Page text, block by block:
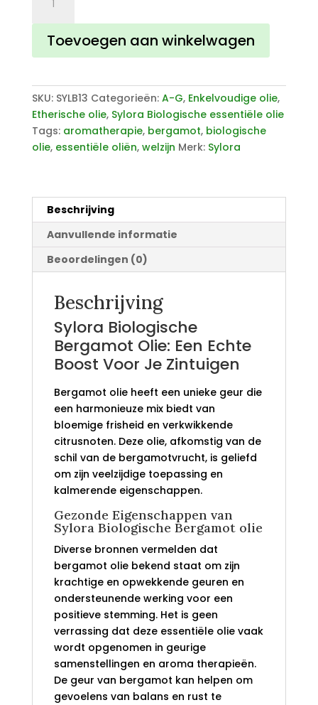
Biologische
Bergamot
Olie
aantal
Toevoegen aan winkelwagen
SKU: SYLB13 Categorieën: A-G, Enkelvoudige olie,
Etherische olie, Sylora Biologische essentiële olie
Tags: aromatherapie, bergamot, biologische
olie, essentiële oliën, welzijn Merk: Sylora
Beschrijving
Aanvullende informatie
Beoordelingen (0)
Beschrijving
Sylora Biologische
Bergamot Olie: Een Echte
Boost Voor Je Zintuigen
Bergamot olie heeft een unieke geur die
een harmonieuze mix biedt van
bloemige frisheid en verkwikkende
citrusnoten. Deze olie, afkomstig van de
schil van de bergamotvrucht, is geliefd
om zijn veelzijdige toepassing en
kalmerende eigenschappen.
Gezonde Eigenschappen van
Sylora Biologische Bergamot olie
Diverse bronnen vermelden dat
bergamot olie bekend staat om zijn
krachtige en opwekkende geuren en
ondersteunende werking voor een
positieve stemming. Het is geen
verrassing dat deze essentiële olie vaak
wordt opgenomen in geurige
samenstellingen en aroma therapieën.
De geur van bergamot kan helpen om
gevoelens van balans en rust te